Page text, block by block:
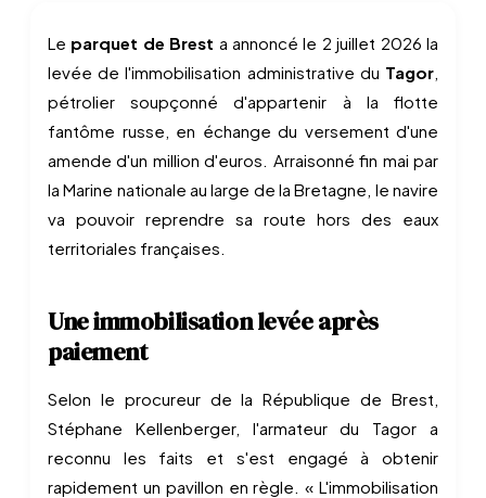
Le parquet de Brest a annoncé le 2 juillet 2026 la
levée de l'immobilisation administrative du Tagor,
pétrolier soupçonné d'appartenir à la flotte
fantôme russe, en échange du versement d'une
amende d'un million d'euros. Arraisonné fin mai par
la Marine nationale au large de la Bretagne, le navire
va pouvoir reprendre sa route hors des eaux
territoriales françaises.
Une immobilisation levée après
paiement
Selon le procureur de la République de Brest,
Stéphane Kellenberger, l'armateur du Tagor a
reconnu les faits et s'est engagé à obtenir
rapidement un pavillon en règle. « L'immobilisation